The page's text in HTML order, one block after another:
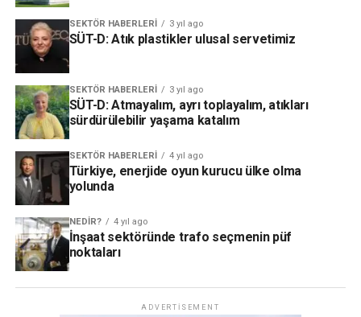
SEKTÖR HABERLERI 3 yıl ago
SÜT-D: Atık plastikler ulusal servetimiz
SEKTÖR HABERLERI 3 yıl ago
SÜT-D: Atmayalım, ayrı toplayalım, atıkları
sürdürülebilir yaşama katalım
SEKTÖR HABERLERI 4 yıl ago
Türkiye, enerjide oyun kurucu ülke olma
yolunda
NEDIR? 4 yıl ago
İnşaat sektöründe trafo seçmenin püf
noktaları
ADVERTISEMENT